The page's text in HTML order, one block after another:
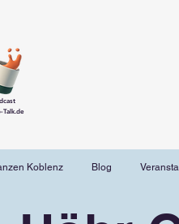
Talk.de
Koblenz Blog